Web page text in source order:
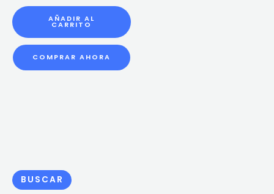
BUSCAR
AÑADIR AL
CARRITO
COMPRAR AHORA